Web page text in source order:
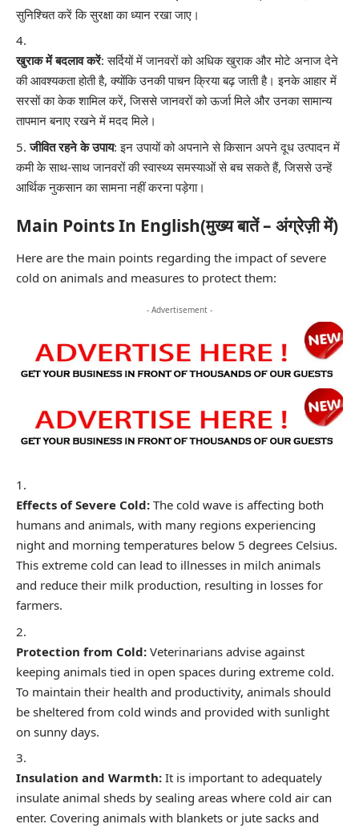
सुनिश्चित करें कि सुरक्षा का ध्यान रखा जाए।
खुराक में बदलाव करें: सर्दियों में जानवरों को अधिक खुराक और मोटे अनाज देने
की आवश्यकता होती है, क्योंकि उनकी पाचन क्रिया बढ़ जाती है। इनके आहार में
सरसों का केक शामिल करें, जिससे जानवरों को ऊर्जा मिले और उनका सामान्य
तापमान बनाए रखने में मदद मिले।
जीवित रहने के उपाय: इन उपायों को अपनाने से किसान अपने दूध उत्पादन में
कमी के साथ-साथ जानवरों की स्वास्थ्य समस्याओं से बच सकते हैं, जिससे उन्हें
आर्थिक नुकसान का सामना नहीं करना पड़ेगा।
Main Points In English(मुख्य बातें – अंग्रेज़ी में)
Here are the main points regarding the impact of severe
cold on animals and measures to protect them:
- Advertisement -
Effects of Severe Cold: The cold wave is affecting both
humans and animals, with many regions experiencing
night and morning temperatures below 5 degrees Celsius.
This extreme cold can lead to illnesses in milch animals
and reduce their milk production, resulting in losses for
farmers.
Protection from Cold: Veterinarians advise against
keeping animals tied in open spaces during extreme cold.
To maintain their health and productivity, animals should
be sheltered from cold winds and provided with sunlight
on sunny days.
Insulation and Warmth: It is important to adequately
insulate animal sheds by sealing areas where cold air can
enter. Covering animals with blankets or jute sacks and